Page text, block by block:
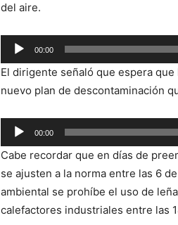
del aire.
Reproductor
de
audio
00:00
El dirigente señaló que espera
nuevo plan de descontaminación
Reproductor
de
audio
00:00
Cabe recordar que en días de
se ajusten a la norma entre las 6
ambiental se prohíbe el uso de
calefactores industriales entre las